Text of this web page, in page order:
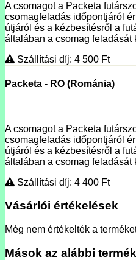
A csomagot a Packeta
csomagfeladás időpontjáról
útjáról és a kézbesítésről a
általában a csomag feladását
Szállítási díj: 4 500 Ft
Packeta - RO (Románia)
A csomagot a Packeta
csomagfeladás időpontjáról
útjáról és a kézbesítésről a
általában a csomag feladását
Szállítási díj: 4 400 Ft
Vásárlói értékelések
Még nem értékelték a
Mások az alábbi